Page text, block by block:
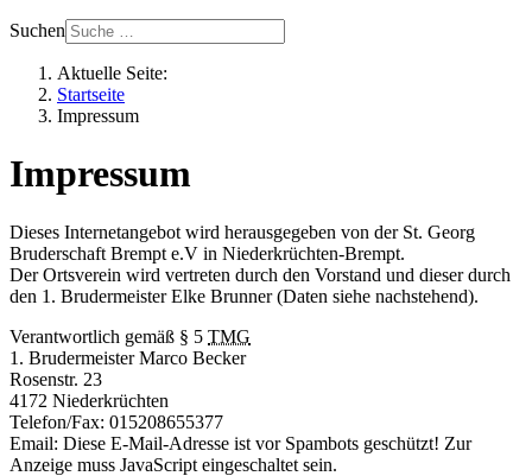
Suchen
Aktuelle Seite:
Startseite
Impressum
Impressum
Dieses Internetangebot wird herausgegeben von der St. Georg
Bruderschaft Brempt e.V in Niederkrüchten-Brempt.
Der Ortsverein wird vertreten durch den Vorstand und dieser durch
den 1. Brudermeister Elke Brunner (Daten siehe nachstehend).
Verantwortlich gemäß § 5 TMG
1. Brudermeister Marco Becker
Rosenstr. 23
4172 Niederkrüchten
Telefon/Fax: 015208655377
Email: Diese E-Mail-Adresse ist vor Spambots geschützt! Zur
Anzeige muss JavaScript eingeschaltet sein.